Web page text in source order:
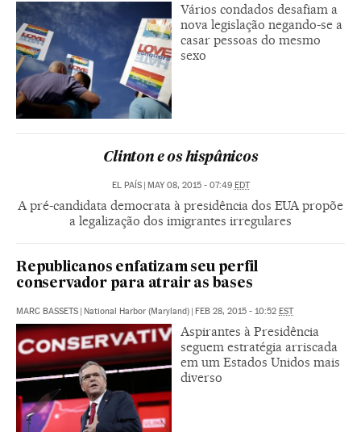
Vários condados desafiam a
nova legislação negando-se a
casar pessoas do mesmo
sexo
Clinton e os hispânicos
EL PAÍS | MAY 08, 2015 - 07:49 EDT
A pré-candidata democrata à presidência dos EUA propõe
a legalização dos imigrantes irregulares
Republicanos enfatizam seu perfil
conservador para atrair as bases
MARC BASSETS | National Harbor (Maryland) | FEB 28, 2015 - 10:52 EST
Aspirantes à Presidência
seguem estratégia arriscada
em um Estados Unidos mais
diverso